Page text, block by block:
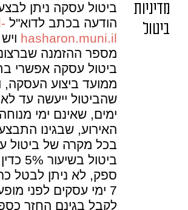
מדיניות
ביטול
ביטול עסקה ניתן
הודעה בכתב לדוא"ל
hasharon.muni.il
מספר ההזמנה
ממועד ביצוע העסקה,
ימים, שאינם ימי
האירוע, שבגינו
בכל מקרה של ביטול
ביטול
ספק, לא ניתן לבטל
7 ימי עסקים לפני
לקבל בגינם החזר